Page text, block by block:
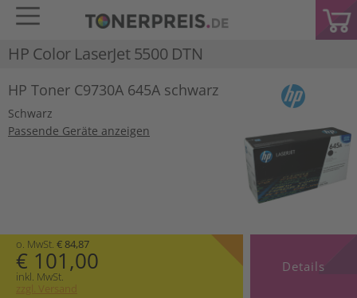
HP Color LaserJet 5500 DTN
HP Toner C9730A 645A schwarz
Schwarz
Passende Geräte anzeigen
o. MwSt. € 84,87
€ 101,00
inkl. MwSt.
zzgl. Versand
Details